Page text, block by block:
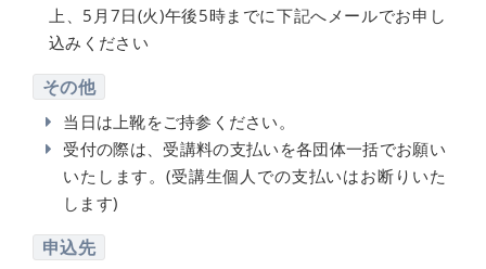
上、5月7日(火)午後5時までに下記へメールでお申し
込みください
その他
当日は上靴をご持参ください。
受付の際は、受講料の支払いを各団体一括でお願い
いたします。(受講生個人での支払いはお断りいた
します)
申込先